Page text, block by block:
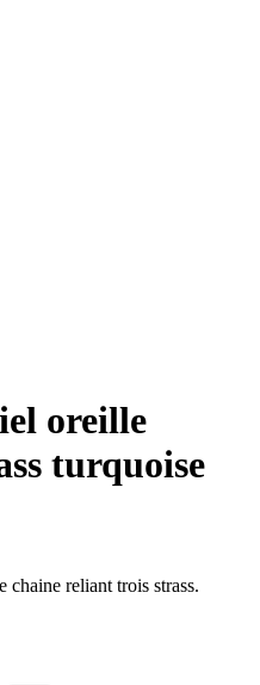
oreille
turquoise
chaine reliant trois strass.